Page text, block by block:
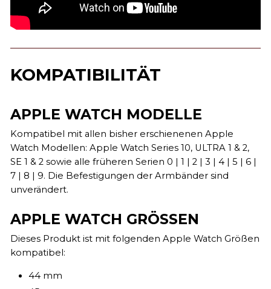
KOMPATIBILITÄT
APPLE WATCH MODELLE
Kompatibel mit allen bisher erschienenen Apple
Watch Modellen: Apple Watch Series 10, ULTRA 1 & 2,
SE 1 & 2 sowie alle früheren Serien 0 | 1 | 2 | 3 | 4 | 5 | 6 |
7 | 8 | 9. Die Befestigungen der Armbänder sind
unverändert.
APPLE WATCH GRÖSSEN
Dieses Produkt ist mit folgenden Apple Watch Größen
kompatibel:
44 mm